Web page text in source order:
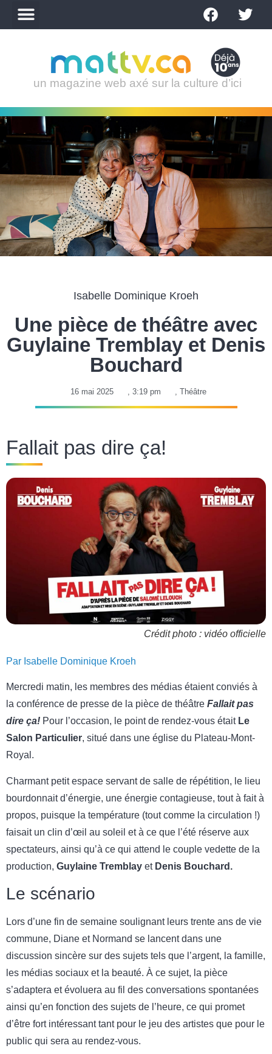
un magazine web axé sur la culture d’ici
Isabelle Dominique Kroeh
Une pièce de théâtre avec
Guylaine Tremblay et Denis
Bouchard
16 mai 2025 , 3:19 pm , Théâtre
Fallait pas dire ça!
Crédit photo : vidéo officielle
Par Isabelle Dominique Kroeh
Mercredi matin, les membres des médias étaient conviés à
la conférence de presse de la pièce de théâtre Fallait pas
dire ça! Pour l’occasion, le point de rendez-vous était Le
Salon Particulier, situé dans une église du Plateau-Mont-
Royal.
Charmant petit espace servant de salle de répétition, le lieu
bourdonnait d’énergie, une énergie contagieuse, tout à fait à
propos, puisque la température (tout comme la circulation !)
faisait un clin d’œil au soleil et à ce que l’été réserve aux
spectateurs, ainsi qu’à ce qui attend le couple vedette de la
production, Guylaine Tremblay et Denis Bouchard.
Le scénario
Lors d’une fin de semaine soulignant leurs trente ans de vie
commune, Diane et Normand se lancent dans une
discussion sincère sur des sujets tels que l’argent, la famille,
les médias sociaux et la beauté. À ce sujet, la pièce
s’adaptera et évoluera au fil des conversations spontanées
ainsi qu’en fonction des sujets de l’heure, ce qui promet
d’être fort intéressant tant pour le jeu des artistes que pour le
public qui sera au rendez-vous.